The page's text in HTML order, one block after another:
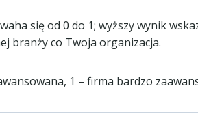
się od 0 do 1; wyższy wynik
branży co Twoja organizacja.
1 – firma bardzo